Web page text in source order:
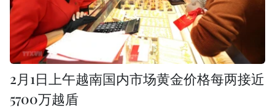
2月1日上午越南国内市场黄金价格每两接近
5700万越盾